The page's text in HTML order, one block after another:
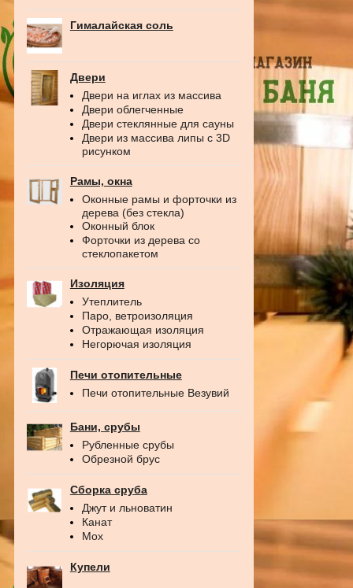
Гималайская соль
Двери
Двери на иглах из массива
Двери облегченные
Двери стеклянные для сауны
Двери из массива липы с 3D
рисунком
Рамы, окна
Оконные рамы и форточки из
дерева (без стекла)
Оконный блок
Форточки из дерева со
стеклопакетом
Изоляция
Утеплитель
Паро, ветроизоляция
Отражающая изоляция
Негорючая изоляция
Печи отопительные
Печи отопительные Везувий
Бани, срубы
Рубленные срубы
Обрезной брус
Сборка сруба
Джут и льноватин
Канат
Мох
Купели